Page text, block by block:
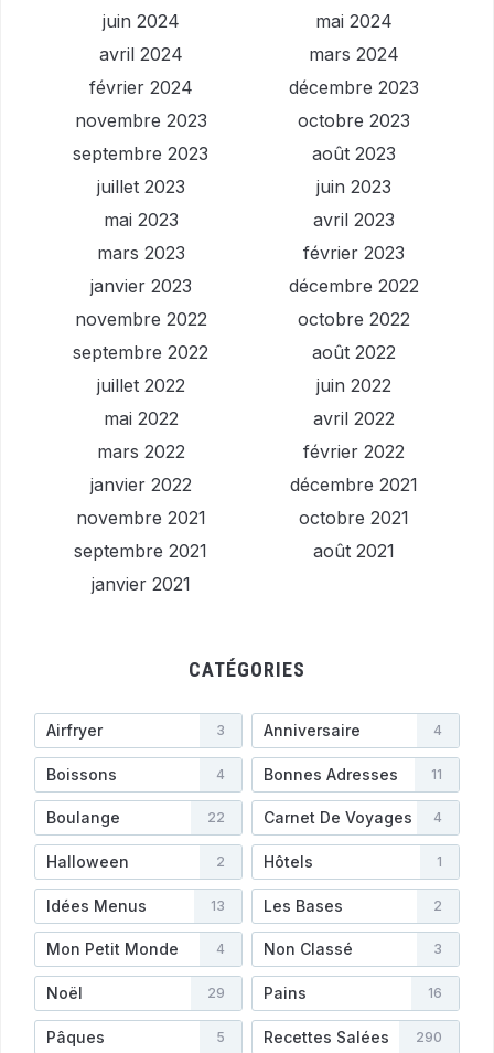
juin 2024
mai 2024
avril 2024
mars 2024
février 2024
décembre 2023
novembre 2023
octobre 2023
septembre 2023
août 2023
juillet 2023
juin 2023
mai 2023
avril 2023
mars 2023
février 2023
janvier 2023
décembre 2022
novembre 2022
octobre 2022
septembre 2022
août 2022
juillet 2022
juin 2022
mai 2022
avril 2022
mars 2022
février 2022
janvier 2022
décembre 2021
novembre 2021
octobre 2021
septembre 2021
août 2021
janvier 2021
CATÉGORIES
Airfryer 3 Anniversaire 4
Boissons 4 Bonnes Adresses 11
Boulange 22 Carnet De Voyages 4
Halloween 2 Hôtels 1
Idées Menus 13 Les Bases 2
Mon Petit Monde 4 Non Classé 3
Noël 29 Pains 16
Pâques 5 Recettes Salées 290